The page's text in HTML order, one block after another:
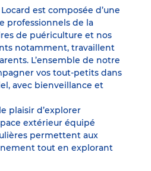
est composée d’une
professionnels de la
de puériculture et nos
notamment, travaillent
L’ensemble de notre
vos tout-petits dans
avec bienveillance et
plaisir d’explorer
extérieur équipé
permettent aux
tout en explorant